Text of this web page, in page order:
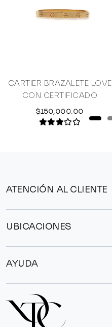
CARTIER BRAZALETE LOVE
CON CERTIFICADO
$150,000.00
ATENCIÓN AL CLIENTE
UBICACIONES
AYUDA